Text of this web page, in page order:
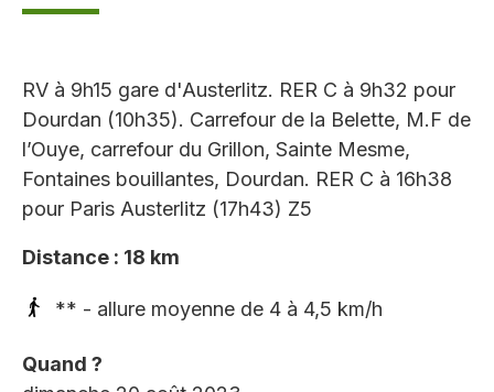
RV à 9h15 gare d'Austerlitz. RER C à 9h32 pour
Dourdan (10h35). Carrefour de la Belette, M.F de
l’Ouye, carrefour du Grillon, Sainte Mesme,
Fontaines bouillantes, Dourdan. RER C à 16h38
pour Paris Austerlitz (17h43) Z5
Distance : 18 km
** - allure moyenne de 4 à 4,5 km/h
Quand ?